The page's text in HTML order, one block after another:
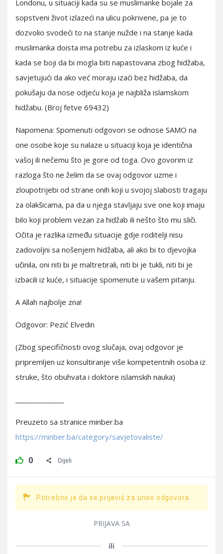
Londonu, u situaciji kada su se muslimanke bojale za
sopstveni život izlazeći na ulicu pokrivene, pa je to
dozvolio svodeći to na stanje nužde i na stanje kada
muslimanka doista ima potrebu za izlaskom iz kuće i
kada se boji da bi mogla biti napastovana zbog hidžaba,
savjetujući da ako već moraju izaći bez hidžaba, da
pokušaju da nose odjeću koja je najbliža islamskom
hidžabu. (Broj fetve 69432)
Napomena: Spomenuti odgovori se odnose SAMO na
one osobe koje su nalaze u situaciji koja je identična
vašoj ili nečemu što je gore od toga. Ovo govorim iz
razloga što ne želim da se ovaj odgovor uzme i
zloupotrijebi od strane onih koji u svojoj slabosti tragaju
za olakšicama, pa da u njega stavljaju sve one koji imaju
bilo koji problem vezan za hidžab ili nešto što mu sliči.
Očita je razlika između situacije gdje roditelji nisu
zadovoljni sa nošenjem hidžaba, ali ako bi to djevojka
učinila, oni niti bi je maltretirali, niti bi je tukli, niti bi je
izbacili iz kuće, i situacije spomenute u vašem pitanju.
A Allah najbolje zna!
Odgovor: Pezić Elvedin
(Zbog specifičnosti ovog slučaja, ovaj odgovor je
pripremljen uz konsultiranje više kompetentnih osoba iz
struke, što obuhvata i doktore islamskih nauka)
Preuzeto sa stranice minber.ba
https://minber.ba/category/savjetovaliste/
0 Dijeli
Potrebno je da se prijaviš za unos odgovora.
PRIJAVA SA
ili